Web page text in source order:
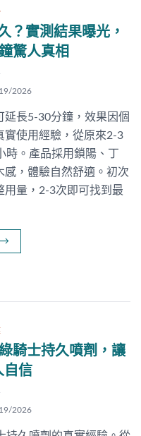
？實測結果曝光，
驚人真相
2026
長5-30分鐘，效果因個
實使用經驗，從原來2-3
。產品採用鎖陽、丁
感，體驗自然舒適。初次
用量，2-3次即可找到最
→
騎士持久噴劑，讓
自信
2026